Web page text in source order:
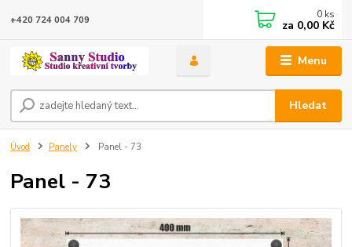
Menu
Hledat
+420 724 004 709 0 ks
za 0,00 Kč
Úvod Panely Panel - 73
Panel - 73